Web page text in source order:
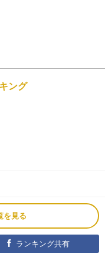
ング
を見る
ランキング共有